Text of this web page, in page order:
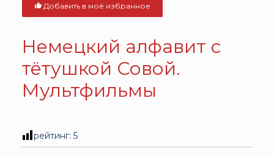
Добавить в моё избранное
Немецкий алфавит c
тётушкой Совой.
Мультфильмы
рейтинг: 5